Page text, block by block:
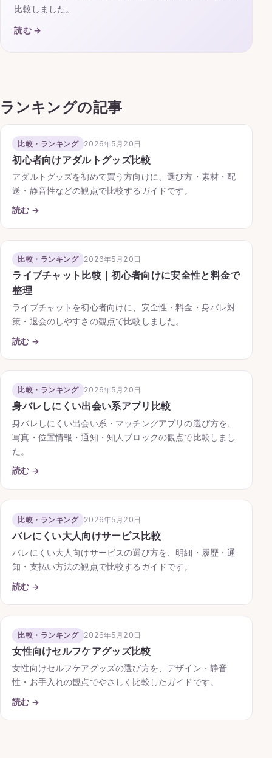
比較しました。
読む →
ランキングの記事
比較・ランキング 2026年5月20日
初心者向けアダルトグッズ比較
アダルトグッズを初めて買う方向けに、選び方・素材・配
送・静音性などの観点で比較するガイドです。
読む →
比較・ランキング 2026年5月20日
ライブチャット比較｜初心者向けに安全性と料金で
整理
ライブチャットを初心者向けに、安全性・料金・身バレ対
策・退会のしやすさの観点で比較しました。
読む →
比較・ランキング 2026年5月20日
身バレしにくい出会い系アプリ比較
身バレしにくい出会い系・マッチングアプリの選び方を、
写真・位置情報・通知・知人ブロックの観点で比較しまし
た。
読む →
比較・ランキング 2026年5月20日
バレにくい大人向けサービス比較
バレにくい大人向けサービスの選び方を、明細・履歴・通
知・支払い方法の観点で比較するガイドです。
読む →
比較・ランキング 2026年5月20日
女性向けセルフケアグッズ比較
女性向けセルフケアグッズの選び方を、デザイン・静音
性・お手入れの観点でやさしく比較したガイドです。
読む →